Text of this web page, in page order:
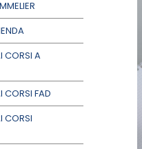
CORSI A
CORSI FAD
CORSI